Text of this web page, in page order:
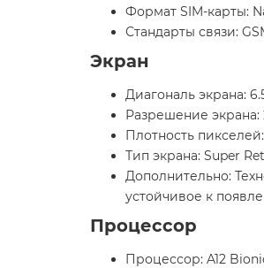
Формат SIM-карты:
Стандарты связи:
Экран
Диагональ экрана:
Разрешение экрана:
Плотность
Тип экрана: Super
Дополнительно:
устойчивое к
Процессор
Процессор: A12